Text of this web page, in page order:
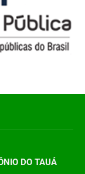
DO TAUÁ